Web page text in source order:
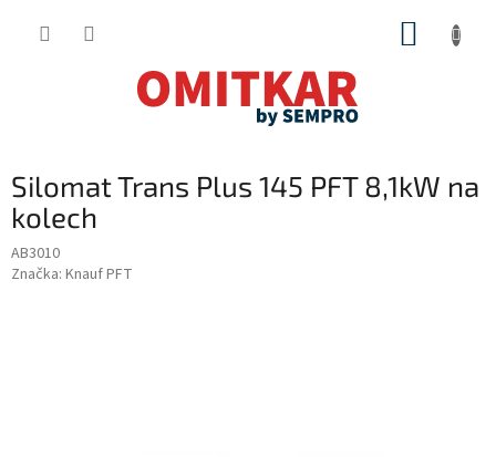
Silomat Trans Plus 145 PFT 8,1kW na
kolech
AB3010
Značka: Knauf PFT